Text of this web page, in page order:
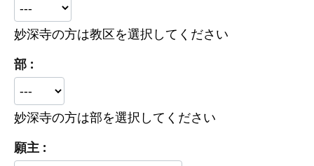
妙深寺の方は教区を選択してください
部 :
​妙深寺の方は部を選択してください
願主 :